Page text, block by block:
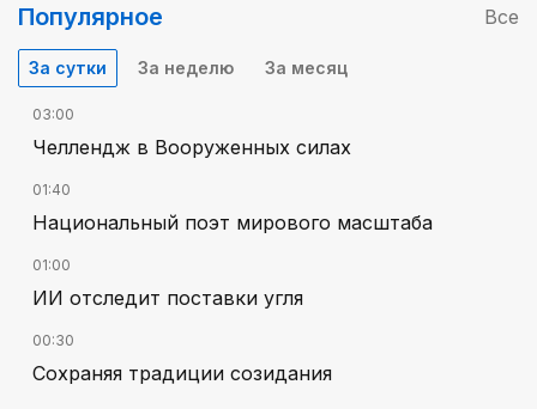
Популярное Все
За сутки За неделю За месяц
03:00
Челлендж в Вооруженных силах
01:40
Национальный поэт мирового масштаба
01:00
ИИ отследит поставки угля
00:30
Сохраняя традиции созидания